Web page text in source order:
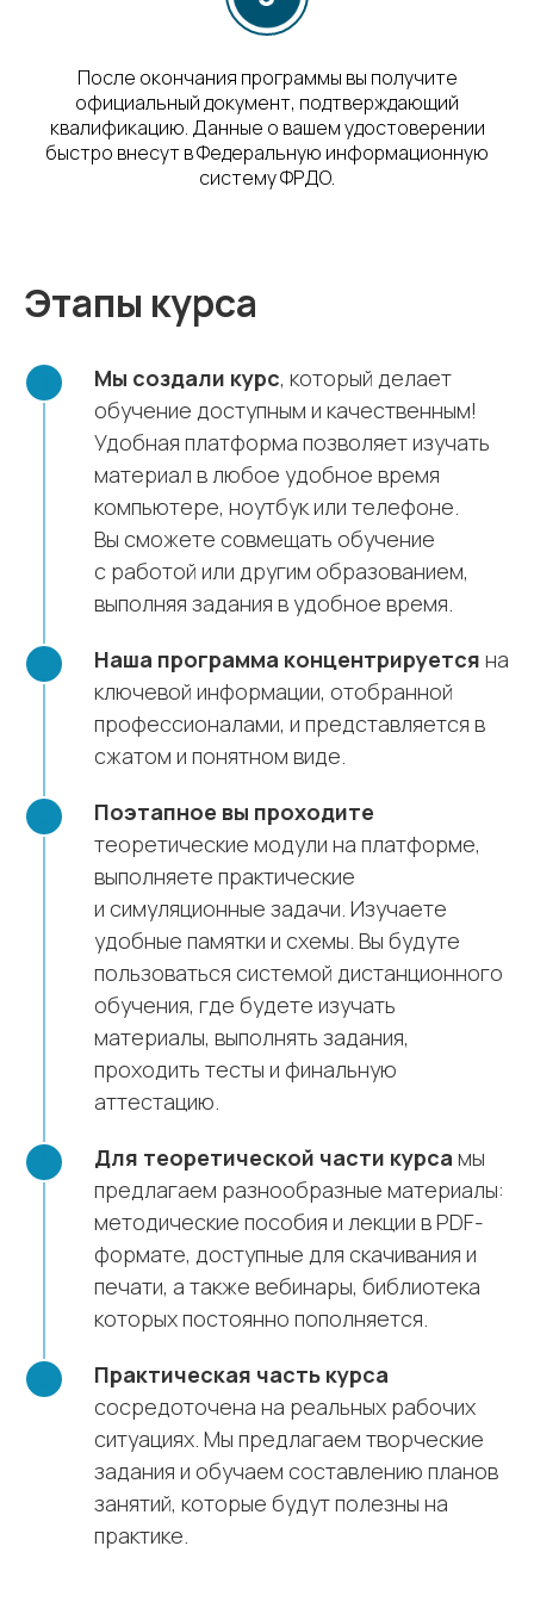
После окончания программы вы получите
официальный документ, подтверждающий
квалификацию. Данные о вашем удостоверении
быстро внесут в Федеральную информационную
систему ФРДО.
Этапы курса
Мы создали курс, который делает
обучение доступным и качественным!
Удобная платформа позволяет изучать
материал в любое удобное время
компьютере, ноутбук или телефоне.
Вы сможете совмещать обучение
с работой или другим образованием,
выполняя задания в удобное время.
Наша программа концентрируется на
ключевой информации, отобранной
профессионалами, и представляется в
сжатом и понятном виде.
Поэтапное вы проходите
теоретические модули на платформе,
выполняете практические
и симуляционные задачи. Изучаете
удобные памятки и схемы. Вы будуте
пользоваться системой дистанционного
обучения, где будете изучать
материалы, выполнять задания,
проходить тесты и финальную
аттестацию.
Для теоретической части курса мы
предлагаем разнообразные материалы:
методические пособия и лекции в PDF-
формате, доступные для скачивания и
печати, а также вебинары, библиотека
которых постоянно пополняется.
Практическая часть курса
сосредоточена на реальных рабочих
ситуациях. Мы предлагаем творческие
задания и обучаем составлению планов
занятий, которые будут полезны на
практике.